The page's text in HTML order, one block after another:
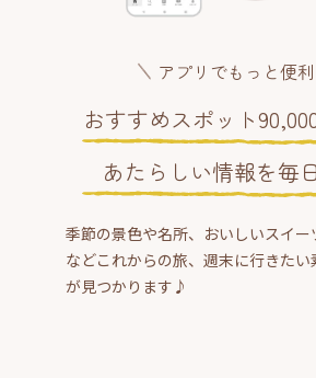
アプリでもっと便
おすすめスポット
あたらしい情報を毎
季節の景色や名所、おいしいスイー
などこれからの旅、週末に行きたい
が見つかります♪